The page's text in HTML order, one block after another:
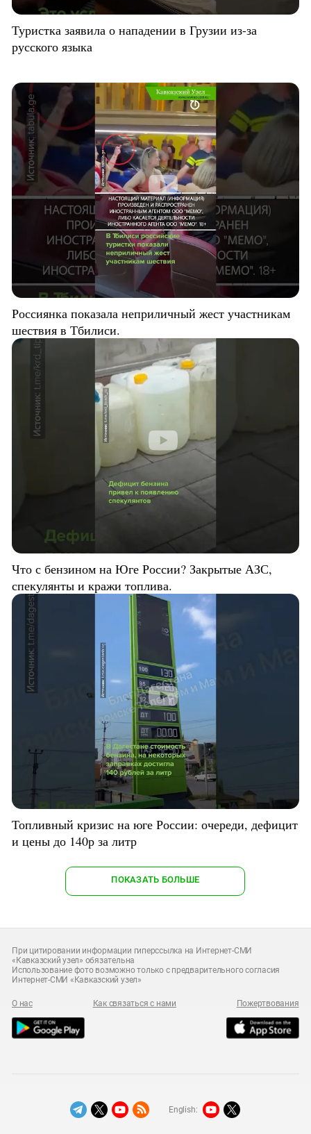
Туристка заявила о нападении в Грузии из-за
русского языка
Россиянка показала неприличный жест участникам
шествия в Тбилиси.
Что с бензином на Юге России? Закрытые АЗС,
спекулянты и кражи топлива.
Топливный кризис на юге России: очереди, дефицит
и цены до 140р за литр
ПОКАЗАТЬ БОЛЬШЕ
При цитировании информации гиперссылка на Интернет-СМИ
«Кавказский узел» обязательна
Использование фото возможно только с предварительного согласия
Интернет-СМИ «Кавказский узел»
О нас Как связаться с нами Пожертвования
English: